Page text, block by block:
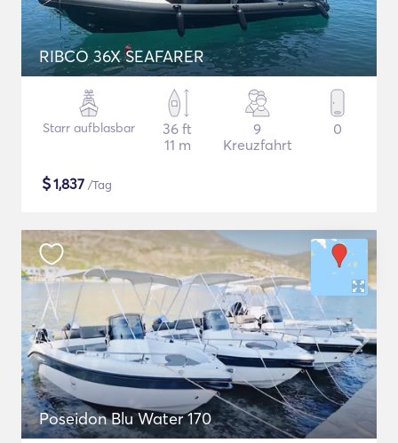
RIBCO 36X SEAFARER
Starr aufblasbar
36 ft
11 m
9
Kreuzfahrt
0
$1,837 /Tag
Poseidon Blu Water 170